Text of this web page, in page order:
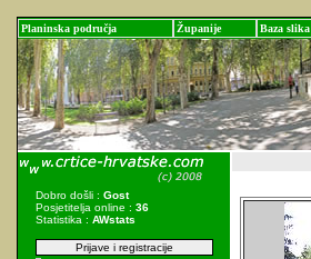
Planinska područja Županije Baza slika
Dobro došli : Gost
Posjetitelja online : 36
Statistika : AWstats
Prijave i registracije